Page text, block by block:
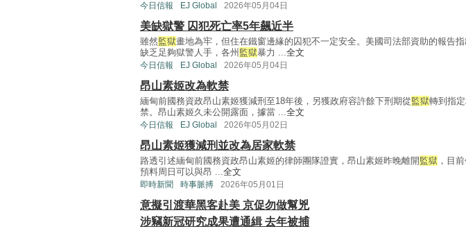
今日信報 EJ Global 2026年05月04日
美缺獄警 囚犯死亡率5年飆近半
雖然監獄畫地為牢，但住在鐵窗邊緣的囚犯不一定安全。美國司法部資助的報告
缺乏足夠獄警人手，各州 監獄暴力 ...全文
今日信報 EJ Global 2026年05月04日
昂山素姬改為軟禁
緬甸前國務資政昂山素姬獲減刑至18年後，另獲政府容許餘下刑期從監獄轉到指
禁。昂山素姬久未公開露面，據當 ...全文
今日信報 EJ Global 2026年05月02日
昂山素姬獲減刑並改為居家軟禁
路透引述緬甸前國務資政昂山素姬的律師團隊證實，昂山素姬昨晚離開 監獄 ，目
預料周日可以與昂 ...全文
即時新聞 時事脈搏 2026年05月01日
意擬引渡華黑客赴美 京促勿做幫兇
涉竊新冠研究成果遭通緝 去年被捕